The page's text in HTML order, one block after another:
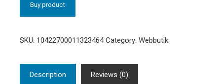
Buy product
SKU: 10422700011323464 Category: Webbutik
Description Reviews (0)